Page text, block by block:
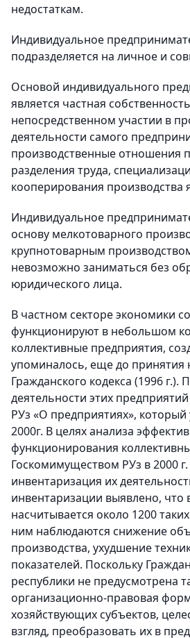
недостаткам.
Индивидуальное
подразделяется на личное и
Основой индивидуального
является частная
непосредственном участии в
деятельности самого
производственные отношения
разделения труда,
кооперирования производства
Индивидуальное
основу мелкотоварного
крупнотоварным
невозможно заниматься без
юридического лица.
В частном секторе экономики
функционируют в небольшом
коллективные предприятия,
упоминалось, еще до принятия
Гражданского кодекса (1996 г.).
деятельности этих
РУз «О предприятиях», который
2000г. В целях анализа
функционирования
Госкомимуществом РУз в 2000
инвентаризация их
инвентаризации выявлено, что
насчитывается около 1200
ним наблюдаются снижение
производства, ухудшение
показателей. Поскольку
республики не предусмотрена
организационно-правовая
хозяйствующих субъектов,
взгляд, преобразовать их в